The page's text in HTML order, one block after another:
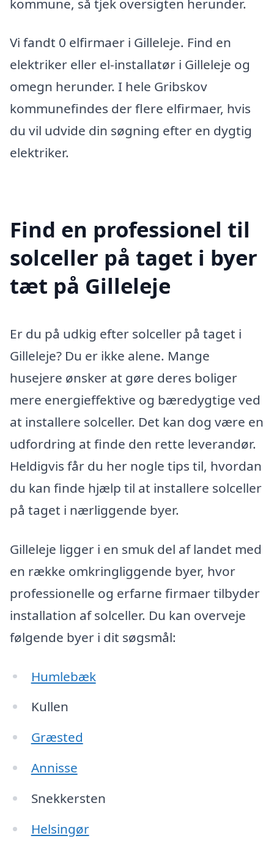
kommune, så tjek oversigten herunder.
Vi fandt 0 elfirmaer i Gilleleje. Find en
elektriker eller el-installatør i Gilleleje og
omegn herunder. I hele Gribskov
kommunefindes der flere elfirmaer, hvis
du vil udvide din søgning efter en dygtig
elektriker.
Find en professionel til
solceller på taget i byer
tæt på Gilleleje
Er du på udkig efter solceller på taget i
Gilleleje? Du er ikke alene. Mange
husejere ønsker at gøre deres boliger
mere energieffektive og bæredygtige ved
at installere solceller. Det kan dog være en
udfordring at finde den rette leverandør.
Heldigvis får du her nogle tips til, hvordan
du kan finde hjælp til at installere solceller
på taget i nærliggende byer.
Gilleleje ligger i en smuk del af landet med
en række omkringliggende byer, hvor
professionelle og erfarne firmaer tilbyder
installation af solceller. Du kan overveje
følgende byer i dit søgsmål:
Humlebæk
Kullen
Græsted
Annisse
Snekkersten
Helsingør